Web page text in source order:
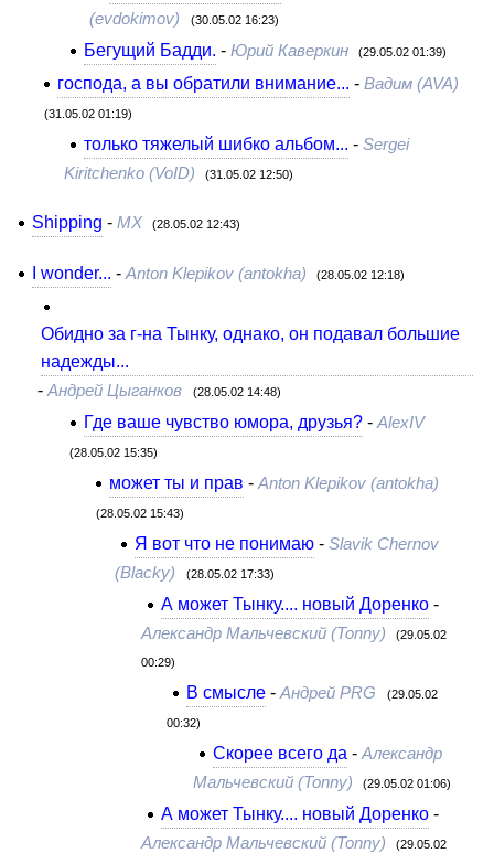
(evdokimov)
(30.05.02 16:23)
Бегущий Бадди. - Юрий Каверкин (29.05.02 01:39)
господа, а вы обратили внимание... -Вадим (AVA)
(31.05.02 01:19)
только тяжелый шибко альбом... - Sergei
Kiritchenko (VoID)
(31.05.02 12:50)
Shipping - MX (28.05.02 12:43)
I wonder... - Anton Klepikov (antokha) (28.05.02 12:18)
Обидно за г-на Тынку, однако, он подавал большие
надежды...
-Андрей Цыганков (28.05.02 14:48)
Где ваше чувство юмора, друзья?- AlexIV
(28.05.02 15:35)
может ты и прав - Anton Klepikov (antokha)
(28.05.02 15:43)
Я вот что не понимаю -Slavik Chernov
(Blacky)
(28.05.02 17:33)
А может Тынку.... новый Доренко-
Александр Мальчевский (Tonny) (29.05.02
00:29)
В смысле -Андрей PRG (29.05.02
00:32)
Cкорее всего да - Александр
Мальчевский (Tonny)
(29.05.02 01:06)
А может Тынку.... новый Доренко-
Александр Мальчевский (Tonny) (29.05.02